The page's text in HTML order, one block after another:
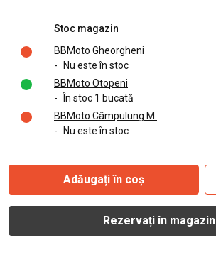
Stoc magazin
BBMoto Gheorgheni
- Nu este în stoc
BBMoto Otopeni
-
În stoc 1 bucată
BBMoto Câmpulung M.
- Nu este în stoc
Adăugați în coș
Rezervați în magazin